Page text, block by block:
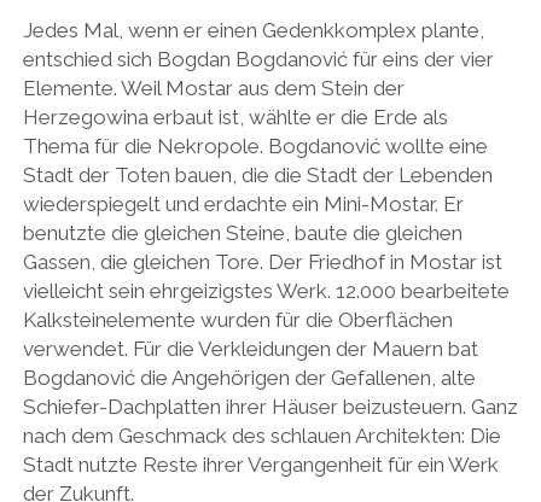
Jedes Mal, wenn er einen Gedenkkomplex plante,
entschied sich Bogdan Bogdanović für eins der vier
Elemente. Weil Mostar aus dem Stein der
Herzegowina erbaut ist, wählte er die Erde als
Thema für die Nekropole. Bogdanović wollte eine
Stadt der Toten bauen, die die Stadt der Lebenden
wiederspiegelt und erdachte ein Mini-Mostar. Er
benutzte die gleichen Steine, baute die gleichen
Gassen, die gleichen Tore. Der Friedhof in Mostar ist
vielleicht sein ehrgeizigstes Werk. 12.000 bearbeitete
Kalksteinelemente wurden für die Oberflächen
verwendet. Für die Verkleidungen der Mauern bat
Bogdanović die Angehörigen der Gefallenen, alte
Schiefer-Dachplatten ihrer Häuser beizusteuern. Ganz
nach dem Geschmack des schlauen Architekten: Die
Stadt nutzte Reste ihrer Vergangenheit für ein Werk
der Zukunft.